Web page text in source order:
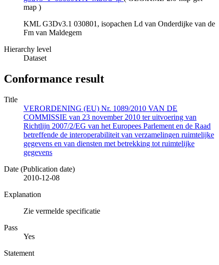
map )
KML G3Dv3.1 030801, isopachen Ld van Onderdijke van de
Fm van Maldegem
Hierarchy level
Dataset
Conformance result
Title
VERORDENING (EU) Nr. 1089/2010 VAN DE
COMMISSIE van 23 november 2010 ter uitvoering van
Richtlijn 2007/2/EG van het Europees Parlement en de Raad
betreffende de interoperabiliteit van verzamelingen ruimtelijke
gegevens en van diensten met betrekking tot ruimtelijke
gegevens
Date (Publication date)
2010-12-08
Explanation
Zie vermelde specificatie
Pass
Yes
Statement